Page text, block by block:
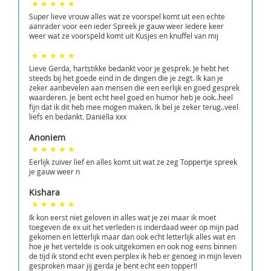
Super lieve vrouw alles wat ze voorspel komt uit een echte
aanrader voor een ieder Spreek je gauw weer Iedere keer
weer wat ze voorspeld komt uit Kusjes en knuffel van mij
Lieve Gerda, hartstikke bedankt voor je gesprek. Je hebt het
steeds bij het goede eind in de dingen die je zegt. Ik kan je
zeker aanbevelen aan mensen die een eerlijk en goed gesprek
waarderen. Je bent echt heel goed en humor heb je ook..heel
fijn dat ik dit heb mee mogen maken. Ik bel je zeker terug..veel
liefs en bedankt. Daniëlla xxx
Anoniem
Eerlijk zuiver lief en alles komt uit wat ze zeg Toppertje spreek
je gauw weer n
Kishara
Ik kon eerst niet geloven in alles wat je zei maar ik moet
toegeven de ex uit het verleden is inderdaad weer op mijn pad
gekomen en letterlijk maar dan ook echt letterlijk alles wat en
hoe je het vertelde is ook uitgekomen en ook nog eens binnen
de tijd ik stond echt even perplex ik heb er genoeg in mijn leven
gesproken maar jij gerda je bent echt een topper!!